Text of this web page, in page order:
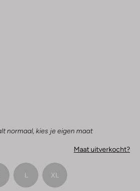
normaal, kies je eigen maat
Maat uitverkocht?
L XL